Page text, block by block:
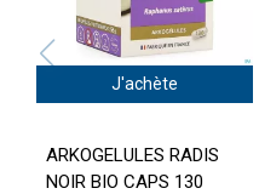
J'achète
ARKOGELULES RADIS
NOIR BIO CAPS 130